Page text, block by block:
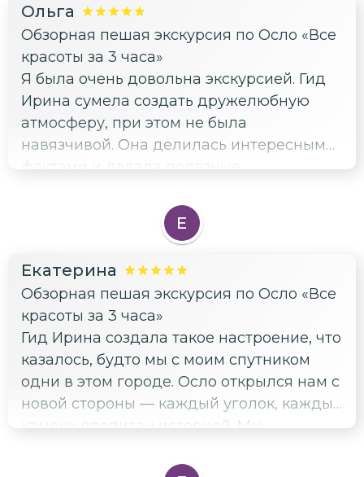
достопримечательности, а
прочувствовать атмосферу этого
прекрасного города!
Ольга
Обзорная пешая экскурсия по Осло «Все
красоты за 3 часа»
Я была очень довольна экскурсией. Гид
Ирина сумела создать дружелюбную
атмосферу, при этом не была
навязчивой. Она делилась интересными
фактами и давала полезные
личное пространство. Мне понравилось,
что в группе было не больше десяти
чувствовать себя комфортно и свободно
задавать вопросы. Я была одна, но
совершенно не ощущала себя неловко.
Наоборот, было приятно познакомиться с
другими участниками и обменяться
впечатлениями. Осло действительно
красивый город с уникальной
Е
Екатерина
Обзорная пешая экскурсия по Осло «Все
красоты за 3 часа»
Гид Ирина создала такое настроение, что
казалось, будто мы с моим спутником
одни в этом городе. Осло открылся нам с
новой стороны — каждый уголок, каждый
камень пропитан историей. Мы
любовались архитектурой и